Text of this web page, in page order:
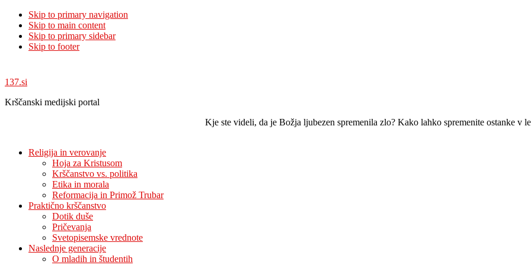
Skip to primary navigation
Skip to main content
Skip to primary sidebar
Skip to footer
137.si
Krščanski medijski portal
Kje ste videli, da je Božja ljubezen spremenila zlo? Kako lahko spremenite ostanke v
Religija in verovanje
Hoja za Kristusom
Krščanstvo vs. politika
Etika in morala
Reformacija in Primož Trubar
Praktično krščanstvo
Dotik duše
Pričevanja
Svetopisemske vrednote
Naslednje generacije
O mladih in študentih